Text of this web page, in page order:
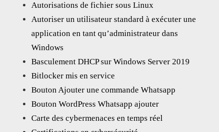
Autorisations de fichier sous Linux
Autoriser un utilisateur standard à exécuter une
application en tant qu’administrateur dans
Windows
Basculement DHCP sur Windows Server 2019
Bitlocker mis en service
Bouton Ajouter une commande Whatsapp
Bouton WordPress Whatsapp ajouter
Carte des cybermenaces en temps réel